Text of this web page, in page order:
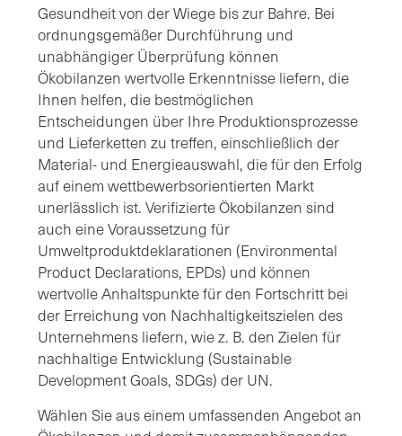
Gesundheit von der Wiege bis zur Bahre. Bei
ordnungsgemäßer Durchführung und
unabhängiger Überprüfung können
Ökobilanzen wertvolle Erkenntnisse liefern, die
Ihnen helfen, die bestmöglichen
Entscheidungen über Ihre Produktionsprozesse
und Lieferketten zu treffen, einschließlich der
Material- und Energieauswahl, die für den Erfolg
auf einem wettbewerbsorientierten Markt
unerlässlich ist. Verifizierte Ökobilanzen sind
auch eine Voraussetzung für
Umweltproduktdeklarationen (Environmental
Product Declarations, EPDs) und können
wertvolle Anhaltspunkte für den Fortschritt bei
der Erreichung von Nachhaltigkeitszielen des
Unternehmens liefern, wie z. B. den Zielen für
nachhaltige Entwicklung (Sustainable
Development Goals, SDGs) der UN.
Wählen Sie aus einem umfassenden Angebot an